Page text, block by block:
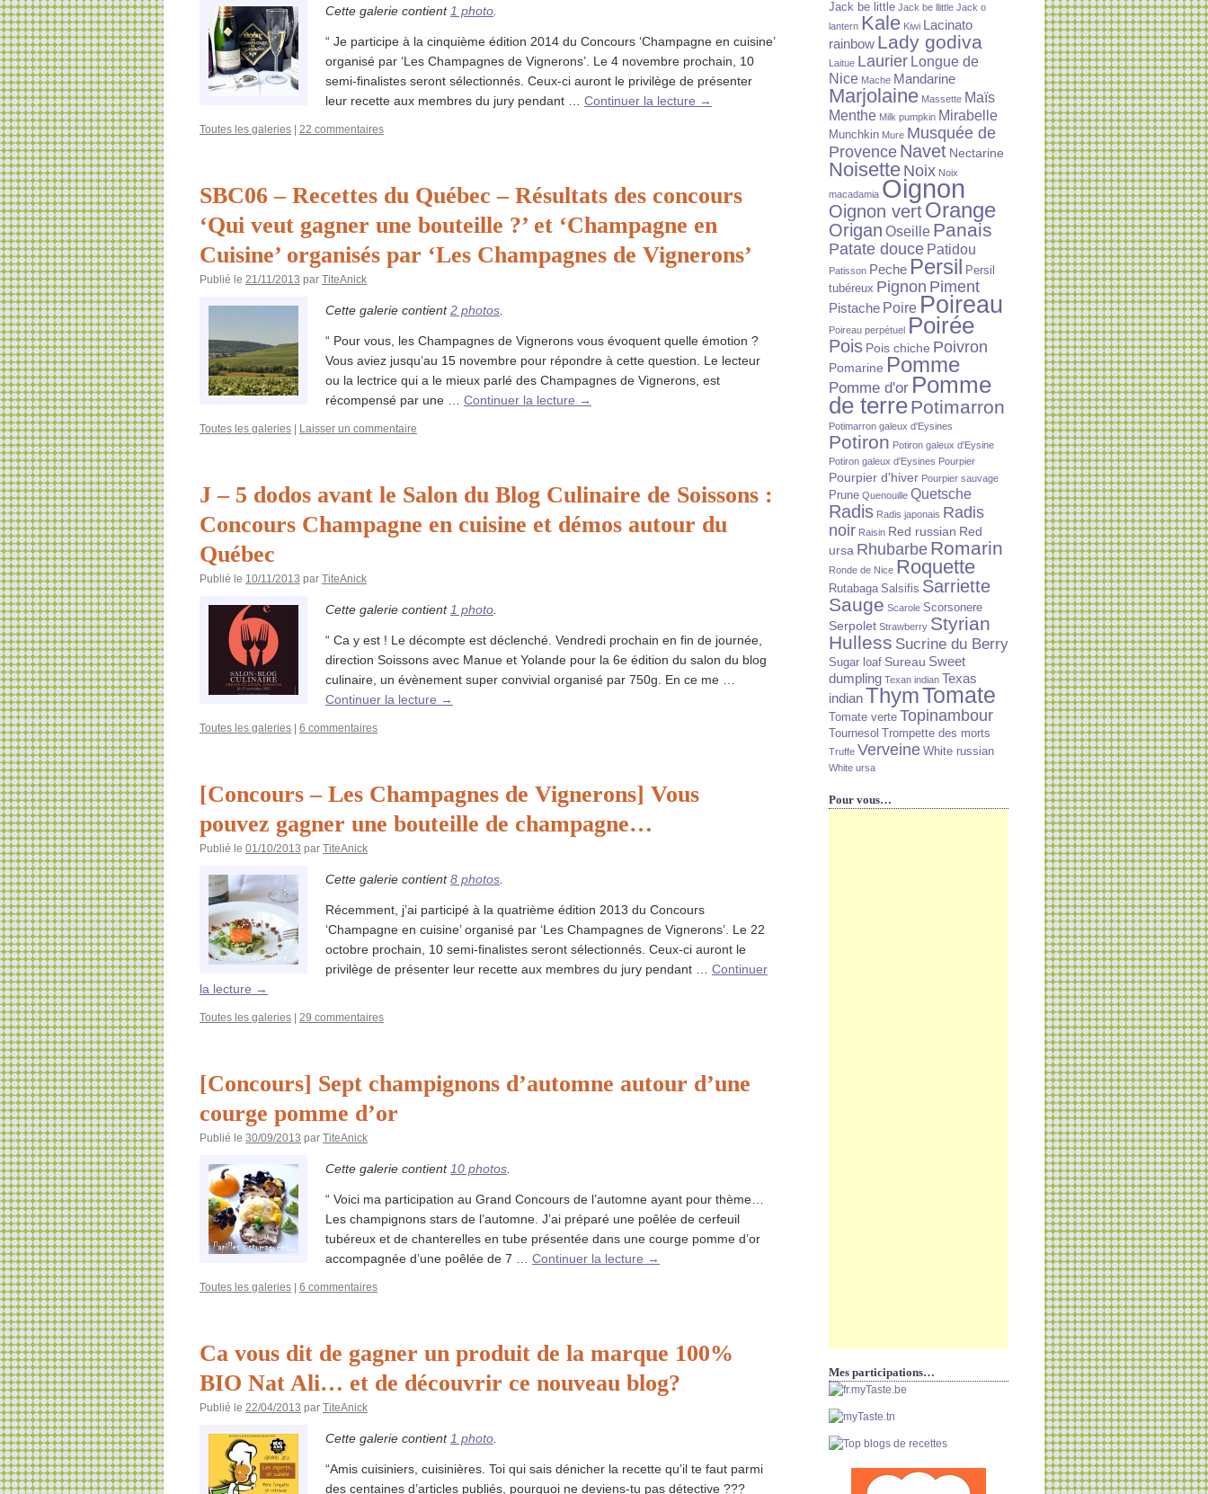
Cette galerie contient 1 photo
“ Je participe à la cinquième édition 2014 du Concours ‘Champagne en cuisine’
organisé par ‘Les Champagnes de Vignerons’. Le 4 novembre prochain, 10
semi-finalistes seront sélectionnés. Ceux-ci auront le privilège de présenter
leur recette aux membres du jury pendant … Continuer la lecture →
Toutes les galeries 22 commentaires
SBC06 – Recettes du Québec – Résultats des concours
‘Qui veut gagner une bouteille ?’ et ‘Champagne en
Cuisine’ organisés par ‘Les Champagnes de Vignerons’
Publié le 21/11/2013 par TiteAnick
Cette galerie contient2 photos
“ Pour vous, les Champagnes de Vignerons vous évoquent quelle émotion ?
Vous aviez jusqu’au 15 novembre pour répondre à cette question. Le lecteur
ou la lectrice qui a le mieux parlé des Champagnes de Vignerons, est
récompensé par une … Continuer la lecture →
Toutes les galeries Laisser un commentaire
J – 5 dodos avant le Salon du Blog Culinaire de Soissons :
Concours Champagne en cuisine et démos autour du
Québec
Publié le 10/11/2013 par TiteAnick
Cette galerie contient 1 photo
“ Ca y est ! Le décompte est déclenché. Vendredi prochain en fin de journée,
direction Soissons avec Manue et Yolande pour la 6e édition du salon du blog
culinaire, un évènement super convivial organisé par 750g. En ce me …
Continuer la lecture →
Toutes les galeries 6 commentaires
[Concours – Les Champagnes de Vignerons] Vous
pouvez gagner une bouteille de champagne…
Publié le 01/10/2013 par TiteAnick
Cette galerie contient8 photos
Récemment, j’ai participé à la quatrième édition 2013 du Concours
‘Champagne en cuisine’ organisé par ‘Les Champagnes de Vignerons’. Le 22
octobre prochain, 10 semi-finalistes seront sélectionnés. Ceux-ci auront le
privilège de présenter leur recette aux membres du jury pendant … Continuer
la lecture →
Toutes les galeries 29 commentaires
[Concours] Sept champignons d’automne autour d’une
courge pomme d’or
Publié le 30/09/2013 par TiteAnick
Cette galerie contient 10 photos
“ Voici ma participation au Grand Concours de l’automne ayant pour thème…
Les champignons stars de l’automne. J’ai préparé une poêlée de cerfeuil
tubéreux et de chanterelles en tube présentée dans une courge pomme d’or
accompagnée d’une poêlée de 7 … Continuer la lecture →
Toutes les galeries 6 commentaires
Ca vous dit de gagner un produit de la marque 100%
BIO Nat Ali… et de découvrir ce nouveau blog?
Publié le 22/04/2013 par TiteAnick
Cette galerie contient 1 photo
“Amis cuisiniers, cuisinières. Toi qui sais dénicher la recette qu’il te faut parmi
des centaines d’articles publiés, pourquoi ne deviens-tu pas détective ???
Jack be little Jack be llittle Jack o
lantern Kale Kiwi
Lacinato
rainbow Lady godiva
Laitue Laurier Longue de
Nice Mache Mandarine
Marjolaine Massette Maïs
Menthe Milk pumpkin Mirabelle
Munchkin Mure Musquée de
Provence Navet Nectarine
Noisette Noix Noix
macadamia Oignon
Oignon vertOrange
Origan Oseille Panais
Patate douce Patidou
Patisson Peche Persil Persil
tubéreux Pignon Piment
Pistache Poire Poireau
Poireau perpétuel Poirée
Pois Pois chiche Poivron
Pomarine Pomme
Pomme d'or Pomme
de terrePotimarron
Potimarron galeux d'Eysines
Potiron Potiron galeux d'Eysine
Potiron galeux d'Eysines Pourpier
Pourpier d'hiver Pourpier sauvage
Prune Quenouille Quetsche
Radis Radis japonais Radis
noir Raisin Red russian Red
ursa Rhubarbe Romarin
Ronde de Nice Roquette
Rutabaga Salsifis Sarriette
Sauge Scarole Scorsonere
Serpolet Strawberry Styrian
Hulless Sucrine du Berry
Sugar loaf Sureau Sweet
dumpling Texan indian Texas
indianThymTomate
Tomate verte Topinambour
Tournesol Trompette des morts
Truffe Verveine White russian
White ursa
Pour vous…
Mes participations…